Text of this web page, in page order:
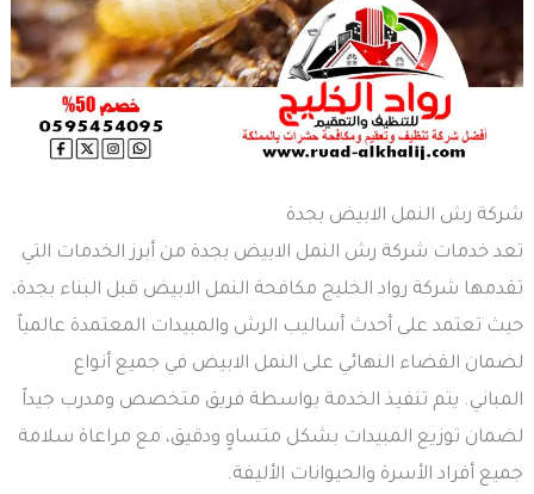
شركة رش النمل الابيض بجدة
تعد خدمات شركة رش النمل الابيض بجدة من أبرز الخدمات التي
تقدمها شركة رواد الخليج مكافحة النمل الابيض قبل البناء بجدة،
حيث تعتمد على أحدث أساليب الرش والمبيدات المعتمدة عالمياً
لضمان القضاء النهائي على النمل الابيض في جميع أنواع
المباني. يتم تنفيذ الخدمة بواسطة فريق متخصص ومدرب جيداً
لضمان توزيع المبيدات بشكل متساوٍ ودقيق، مع مراعاة سلامة
جميع أفراد الأسرة والحيوانات الأليفة.